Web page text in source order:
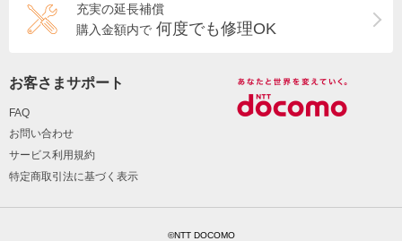
充実の延長補償
購入金額内で 何度でも修理OK
お客さまサポート
FAQ
お問い合わせ
サービス利用規約
特定商取引法に基づく表示
©NTT DOCOMO